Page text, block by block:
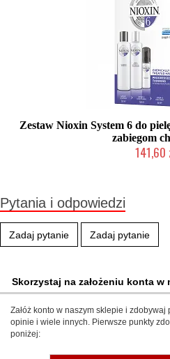
Zestaw Nioxin System 6 do
zabiegom
141,60
Pytania i odpowiedzi
Zadaj pytanie Zadaj pytanie
Skorzystaj na założeniu konta w
Załóż konto w naszym sklepie i
opinie i wiele innych. Pierwsze punkty
poniżej: